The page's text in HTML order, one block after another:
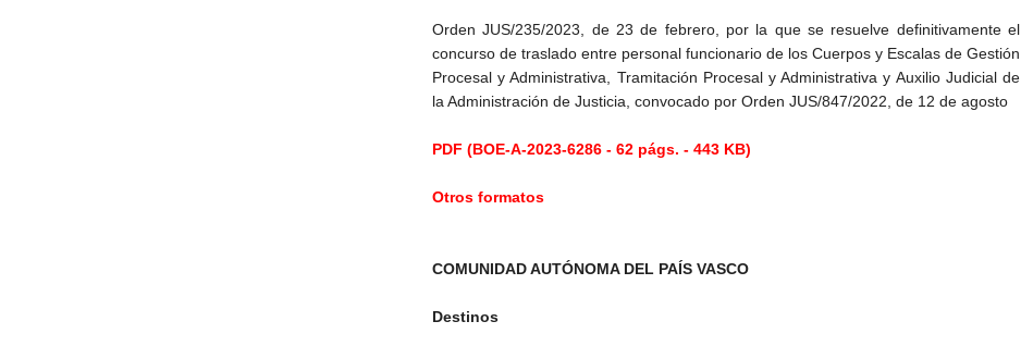
Orden JUS/235/2023, de 23 de febrero, por la que se resuelve definitivamente el
concurso de traslado entre personal funcionario de los Cuerpos y Escalas de Gestión
Procesal y Administrativa, Tramitación Procesal y Administrativa y Auxilio Judicial de
la Administración de Justicia, convocado por Orden JUS/847/2022, de 12 de agosto
PDF (BOE-A-2023-6286 - 62 págs. - 443 KB)
Otros formatos
COMUNIDAD AUTÓNOMA DEL PAÍS VASCO
Destinos